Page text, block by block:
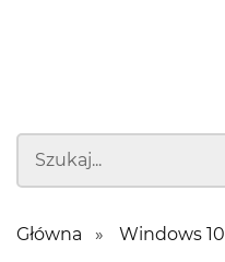
Główna Windows 10